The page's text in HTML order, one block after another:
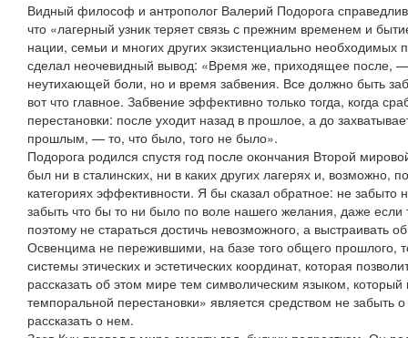
Видный философ и антрополог Валерий Подорога
что «лагерный узник теряет связь с прежним временем и
нации, семьи и многих других экзистенциально необходимых
сделал неочевидный вывод: «Время же, приходящее после,
неутихающей боли, но и время забвения. Все должно быть
вот что главное. Забвение эффективно только тогда, когда
перестановки: после уходит назад в прошлое, а до
прошлым, — то, что было, того не было».
Подорога родился спустя год после окончания Второй
был ни в сталинских, ни в каких других лагерях и, возможно,
категориях эффективности. Я бы сказал обратное: не
забыть что бы то ни было по воле нашего желания, даже если
поэтому не стараться достичь невозможного, а выстраивать
Освенцима не пережившими, на базе того общего прошлого,
системы этических и эстетических координат, которая
рассказать об этом мире тем символическим языком,
темпоральной перестановки» является средством не забыть
рассказать о нем.